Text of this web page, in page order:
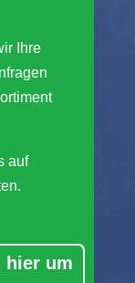
Ihre
auf
hier um